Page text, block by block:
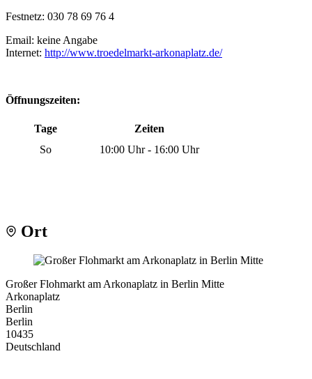
Festnetz: 030 78 69 76 4
Email: keine Angabe
Internet: http://www.troedelmarkt-arkonaplatz.de/
Öffnungszeiten:
Tage
Zeiten
So
10:00 Uhr - 16:00 Uhr
Ort
Großer Flohmarkt am Arkonaplatz in Berlin Mitte
Arkonaplatz
Berlin
Berlin
10435
Deutschland